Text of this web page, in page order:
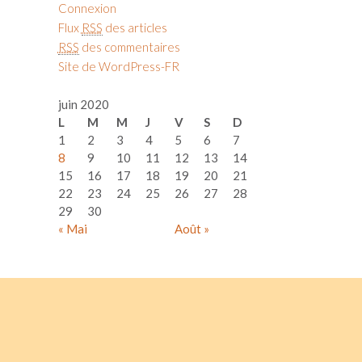
Connexion
Flux RSS des articles
RSS des commentaires
Site de WordPress-FR
juin 2020
L
M M J V S D
« Mai Août »
1 2 3 4 5 6
7
8
9 10 11 12 13
14
15
16 17 18 19 20
21
22
23 24 25 26 27
28
29
30